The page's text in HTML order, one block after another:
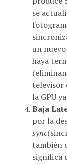
un
haya
televisor
la GPU
Baja
por la
sync
también
significa